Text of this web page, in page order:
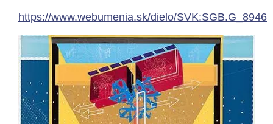
https://www.webumenia.sk/dielo/SVK:SGB.G_8946